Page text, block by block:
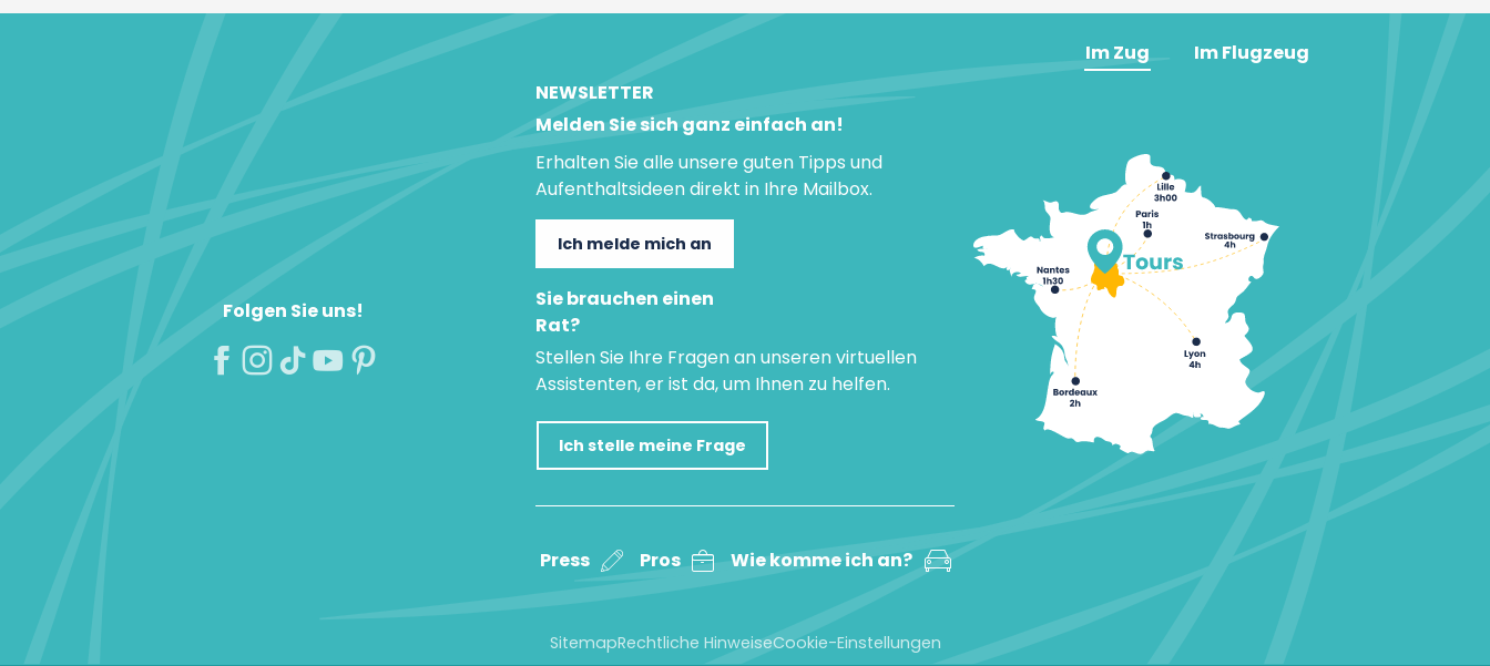
Folgen Sie uns!
NEWSLETTER
Melden Sie sich ganz einfach an!
Erhalten Sie alle unsere guten Tipps und
Aufenthaltsideen direkt in Ihre Mailbox.
Ich melde mich an
Sie brauchen einen
Rat?
Stellen Sie Ihre Fragen an unseren virtuellen
Assistenten, er ist da, um Ihnen zu helfen.
Ich stelle meine Frage
Press Pros Wie komme ich an?
Im Zug Im Flugzeug
SitemapRechtliche HinweiseCookie-Einstellungen